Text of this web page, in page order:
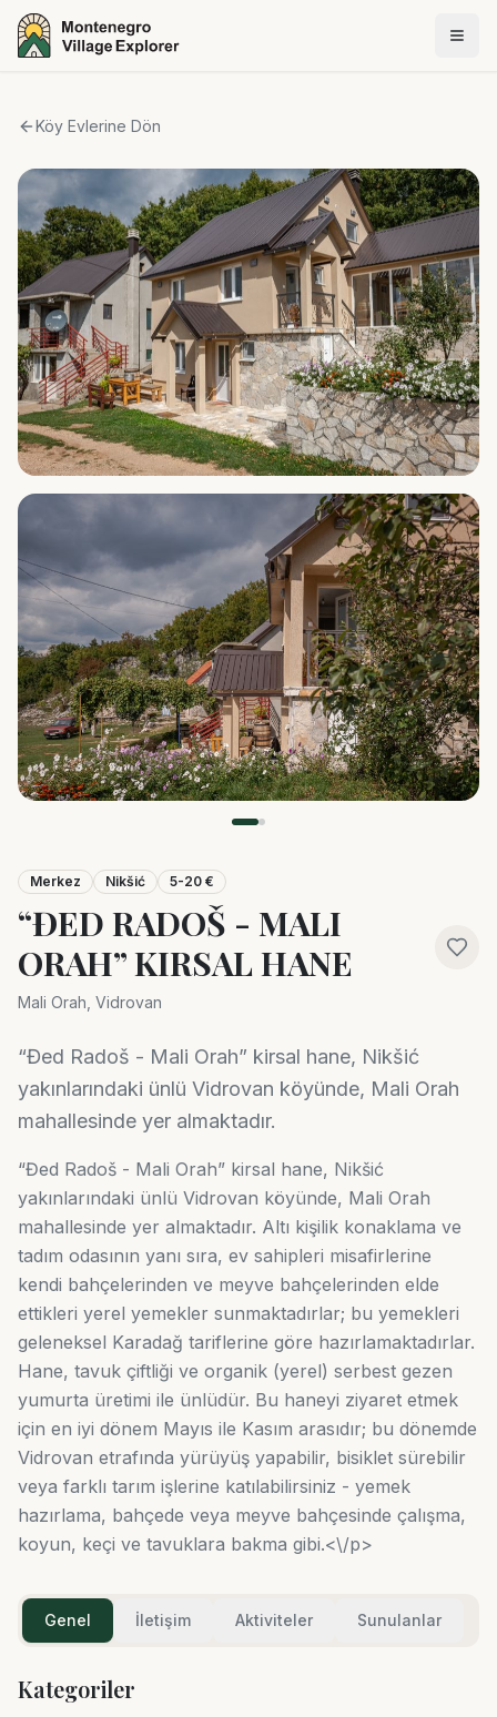
Köy Evlerine Dön
Merkez Nikšić 5-20 €
“ĐED RADOŠ - MALI
ORAH” KIRSAL HANE
Mali Orah, Vidrovan
“Đed Radoš - Mali Orah” kirsal hane, Nikšić
yakınlarındaki ünlü Vidrovan köyünde, Mali Orah
mahallesinde yer almaktadır.
“Đed Radoš - Mali Orah” kirsal hane, Nikšić
yakınlarındaki ünlü Vidrovan köyünde, Mali Orah
mahallesinde yer almaktadır. Altı kişilik konaklama ve
tadım odasının yanı sıra, ev sahipleri misafirlerine
kendi bahçelerinden ve meyve bahçelerinden elde
ettikleri yerel yemekler sunmaktadırlar; bu yemekleri
geleneksel Karadağ tariflerine göre hazırlamaktadırlar.
Hane, tavuk çiftliği ve organik (yerel) serbest gezen
yumurta üretimi ile ünlüdür. Bu haneyi ziyaret etmek
için en iyi dönem Mayıs ile Kasım arasıdır; bu dönemde
Vidrovan etrafında yürüyüş yapabilir, bisiklet sürebilir
veya farklı tarım işlerine katılabilirsiniz - yemek
hazırlama, bahçede veya meyve bahçesinde çalışma,
koyun, keçi ve tavuklara bakma gibi.<\/p>
Genel İletişim Aktiviteler Sunulanlar
Kategoriler